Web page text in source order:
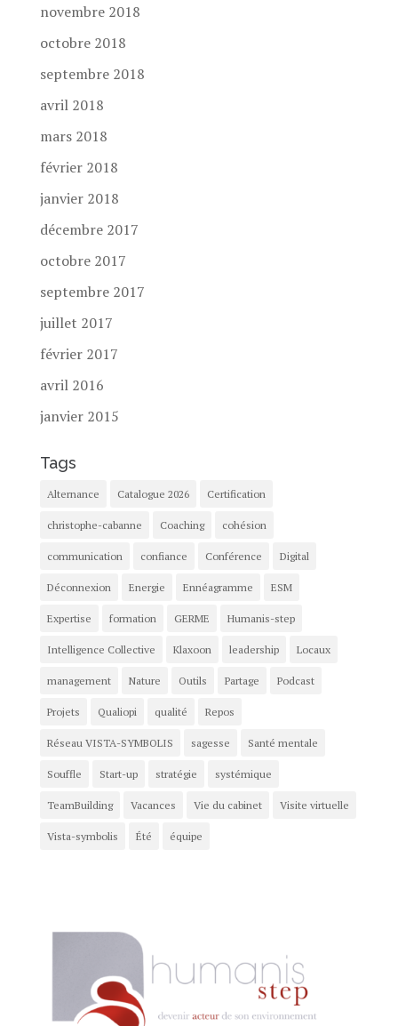
novembre 2018
octobre 2018
septembre 2018
avril 2018
mars 2018
février 2018
janvier 2018
décembre 2017
octobre 2017
septembre 2017
juillet 2017
février 2017
avril 2016
janvier 2015
Tags
Alternance Catalogue 2026 Certification
christophe-cabanne Coaching cohésion
communication confiance Conférence Digital
Déconnexion Energie Ennéagramme ESM
Expertise formation GERME Humanis-step
Intelligence Collective Klaxoon leadership Locaux
management Nature Outils Partage Podcast
Projets Qualiopi qualité Repos
Réseau VISTA-SYMBOLIS sagesse Santé mentale
Souffle Start-up stratégie systémique
TeamBuilding Vacances Vie du cabinet Visite virtuelle
Vista-symbolis Été équipe